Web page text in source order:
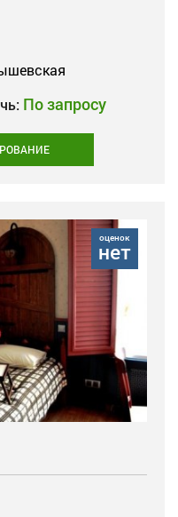
По запросу
оценок
нет